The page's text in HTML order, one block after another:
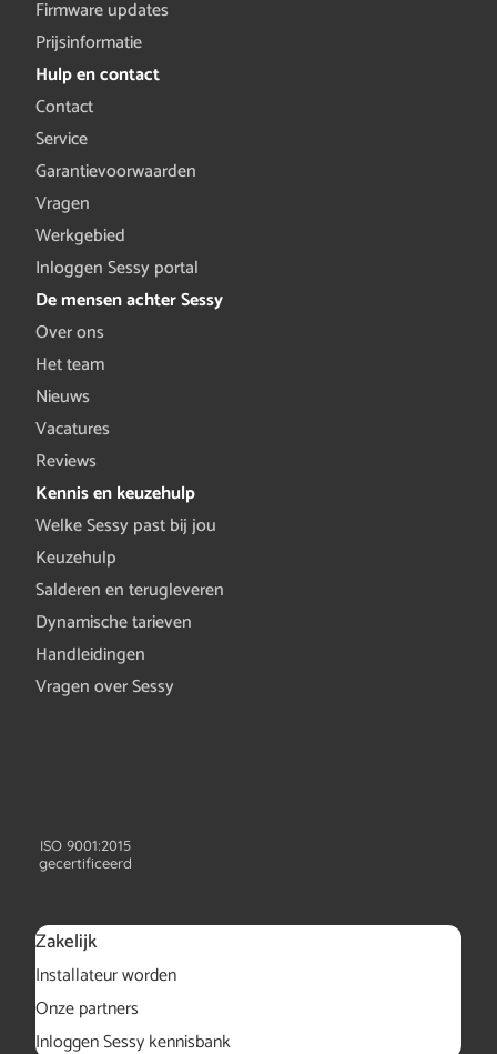
Firmware updates
Prijsinformatie
Hulp en contact
Contact
Service
Garantievoorwaarden
Vragen
Werkgebied
Inloggen Sessy portal
De mensen achter Sessy
Over ons
Het team
Nieuws
Vacatures
Reviews
Kennis en keuzehulp
Welke Sessy past bij jou
Keuzehulp
Salderen en terugleveren
Dynamische tarieven
Handleidingen
Vragen over Sessy
ISO 9001:2015
gecertificeerd
Zakelijk
Installateur worden
Onze partners
Inloggen Sessy kennisbank